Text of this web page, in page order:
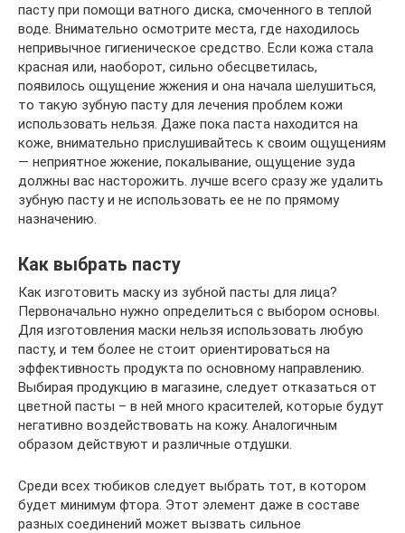
пасту при помощи ватного диска, смоченного в теплой
воде. Внимательно осмотрите места, где находилось
непривычное гигиеническое средство. Если кожа стала
красная или, наоборот, сильно обесцветилась,
появилось ощущение жжения и она начала шелушиться,
то такую зубную пасту для лечения проблем кожи
использовать нельзя. Даже пока паста находится на
коже, внимательно прислушивайтесь к своим ощущениям
— неприятное жжение, покалывание, ощущение зуда
должны вас насторожить. лучше всего сразу же удалить
зубную пасту и не использовать ее не по прямому
назначению.
Как выбрать пасту
Как изготовить маску из зубной пасты для лица?
Первоначально нужно определиться с выбором основы.
Для изготовления маски нельзя использовать любую
пасту, и тем более не стоит ориентироваться на
эффективность продукта по основному направлению.
Выбирая продукцию в магазине, следует отказаться от
цветной пасты – в ней много красителей, которые будут
негативно воздействовать на кожу. Аналогичным
образом действуют и различные отдушки.
Среди всех тюбиков следует выбрать тот, в котором
будет минимум фтора. Этот элемент даже в составе
разных соединений может вызвать сильное